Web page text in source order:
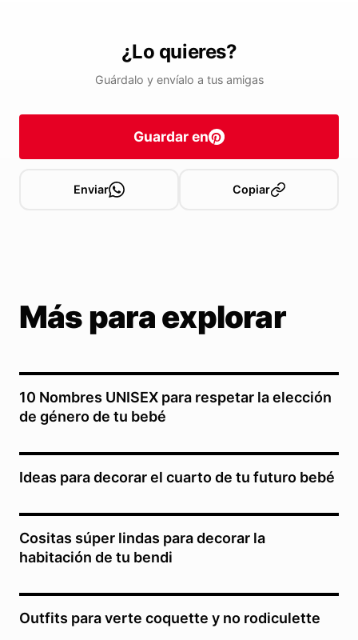
¿Lo quieres?
Guárdalo y envíalo a tus amigas
Guardar en
Enviar Copiar
Más para explorar
10 Nombres UNISEX para respetar la elección
de género de tu bebé
Ideas para decorar el cuarto de tu futuro bebé
Cositas súper lindas para decorar la
habitación de tu bendi
Outfits para verte coquette y no rodiculette